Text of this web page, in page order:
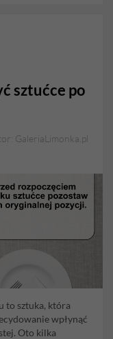
sztućce po
GaleriaLimonka.pl
to sztuka, która
wpłynąć
Oto kilka